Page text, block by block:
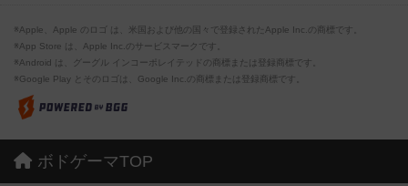
※Apple、Apple のロゴ は、米国および他の国々で登録されたApple Inc.の商標です。
※App Store は、Apple Inc.のサービスマークです。
※Android は、グーグル インコーポレイテッドの商標または登録商標です。
※Google Play とそのロゴは、Google Inc.の商標または登録商標です。
ボドゲーマTOP